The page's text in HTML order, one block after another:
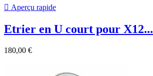
 Aperçu rapide
Etrier en U court pour X12...
180,00 €